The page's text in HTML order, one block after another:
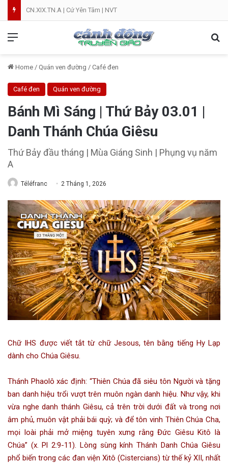
CN.XIX.TN.A | Cứ Yên Tâm | NVT
Home / Quán ven đường / Café đen
Café đen Quán ven đường
Bánh Mì Sáng | Thứ Bảy 03.01 |
Danh Thánh Chúa Giêsu
Thứ Bảy đầu tháng | Mùa Giáng Sinh | Phụng vụ năm
A
Téléfranc 2 Tháng 1, 2026
Chữ IHS được viết tắt từ chữ Jesous, tên bằng tiếng Hy Lạp
dành cho Chúa Giêsu.
Thánh Phaolô xác định: “Thiên Chúa đã siêu tôn Người và tặng
ban danh hiệu trổi vượt trên muôn ngàn danh hiệu. Như vậy, khi
vừa nghe danh thánh Giêsu, cả trên trời dưới đất và trong nơi
âm phủ, muôn vật phải bái quỳ; và để tôn vinh Thiên Chúa Cha,
mọi loài phải mở miệng tuyên xưng rằng Đức Giêsu Kitô là
Chúa” (x. Pl 2:9-11). Lòng sùng kính Thánh Danh Chúa Giêsu
phổ biến trong các đan viện Xitô (Cistercians) từ thế kỷ XII, nhất